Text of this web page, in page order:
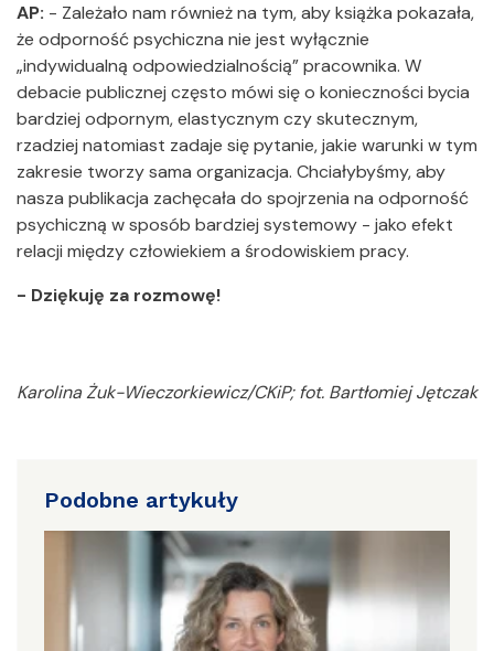
AP: - Zależało nam również na tym, aby książka pokazała,
że odporność psychiczna nie jest wyłącznie
„indywidualną odpowiedzialnością” pracownika. W
debacie publicznej często mówi się o konieczności bycia
bardziej odpornym, elastycznym czy skutecznym,
rzadziej natomiast zadaje się pytanie, jakie warunki w tym
zakresie tworzy sama organizacja. Chciałybyśmy, aby
nasza publikacja zachęcała do spojrzenia na odporność
psychiczną w sposób bardziej systemowy - jako efekt
relacji między człowiekiem a środowiskiem pracy.
- Dziękuję za rozmowę!
Karolina Żuk-Wieczorkiewicz/CKiP; fot. Bartłomiej Jętczak
Podobne artykuły